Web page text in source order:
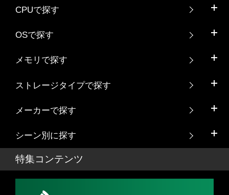
CPUで探す
OSで探す
メモリで探す
ストレージタイプで探す
メーカーで探す
シーン別に探す
特集コンテンツ